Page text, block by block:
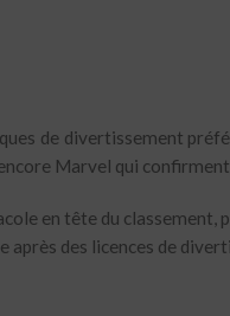
de divertissement
Marvel qui
en tête du
après des licences de